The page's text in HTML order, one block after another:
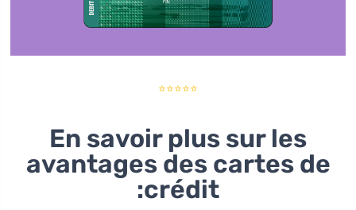
⭐⭐⭐⭐⭐
En savoir plus sur les
avantages des cartes de
crédit: